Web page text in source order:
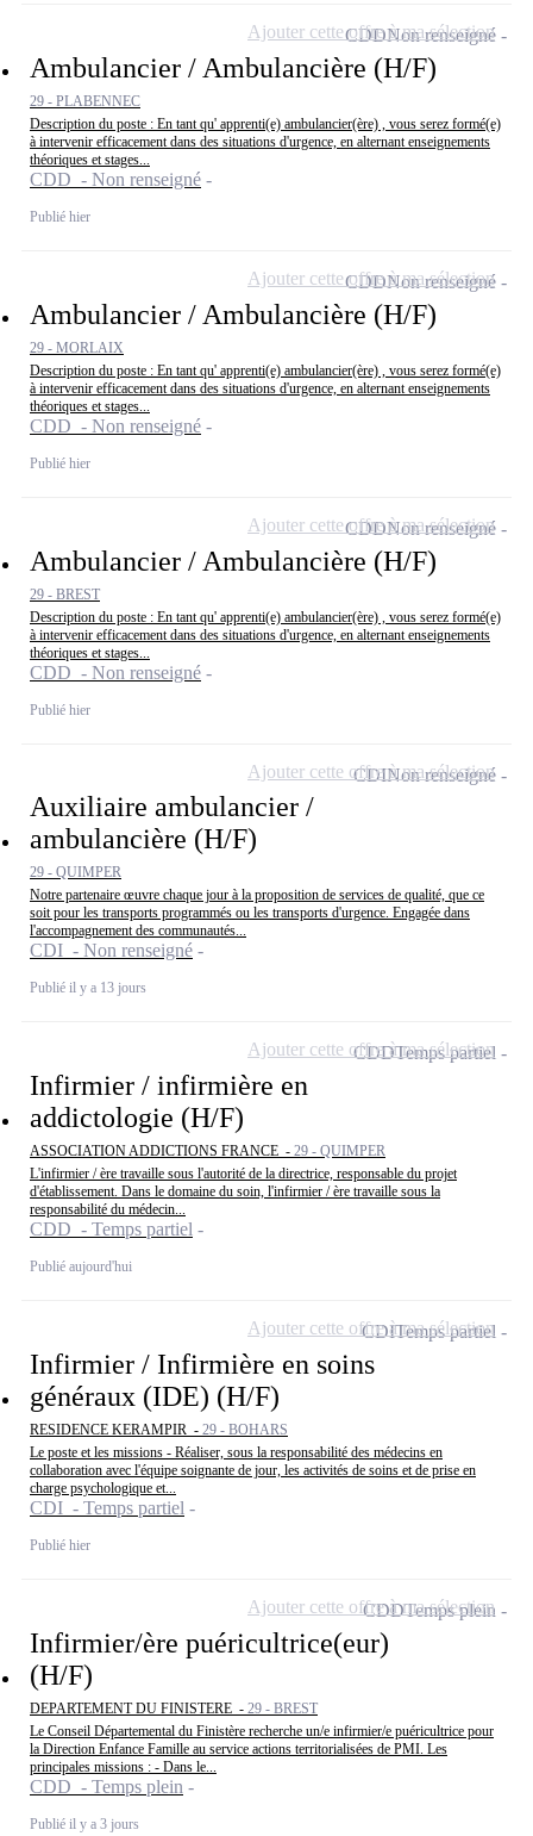
Ambulancier / Ambulancière (H/F)
29 - PLABENNEC
Description du poste : En tant qu' apprenti(e) ambulancier(ère) , vous serez formé(e)
à intervenir efficacement dans des situations d'urgence, en alternant enseignements
théoriques et stages...
CDD - Non renseigné
Publié hier
CDDNon renseigné
Ajouter cette offre à ma sélection
Ambulancier / Ambulancière (H/F)
29 - MORLAIX
Description du poste : En tant qu' apprenti(e) ambulancier(ère) , vous serez formé(e)
à intervenir efficacement dans des situations d'urgence, en alternant enseignements
théoriques et stages...
CDD - Non renseigné
Publié hier
CDDNon renseigné
Ajouter cette offre à ma sélection
Ambulancier / Ambulancière (H/F)
29 - BREST
Description du poste : En tant qu' apprenti(e) ambulancier(ère) , vous serez formé(e)
à intervenir efficacement dans des situations d'urgence, en alternant enseignements
théoriques et stages...
CDD - Non renseigné
Publié hier
CDDNon renseigné
Ajouter cette offre à ma sélection
Auxiliaire ambulancier /
ambulancière (H/F)
29 - QUIMPER
Notre partenaire œuvre chaque jour à la proposition de services de qualité, que ce
soit pour les transports programmés ou les transports d'urgence. Engagée dans
l'accompagnement des communautés...
CDI - Non renseigné
Publié il y a 13 jours
CDINon renseigné
Ajouter cette offre à ma sélection
Infirmier / infirmière en
addictologie (H/F)
ASSOCIATION ADDICTIONS FRANCE - 29 - QUIMPER
L'infirmier / ère travaille sous l'autorité de la directrice, responsable du projet
d'établissement. Dans le domaine du soin, l'infirmier / ère travaille sous la
responsabilité du médecin...
CDD - Temps partiel
Publié aujourd'hui
CDDTemps partiel
Ajouter cette offre à ma sélection
Infirmier / Infirmière en soins
généraux (IDE) (H/F)
RESIDENCE KERAMPIR - 29 - BOHARS
Le poste et les missions - Réaliser, sous la responsabilité des médecins en
collaboration avec l'équipe soignante de jour, les activités de soins et de prise en
charge psychologique et...
CDI - Temps partiel
Publié hier
CDITemps partiel
Ajouter cette offre à ma sélection
Infirmier/ère puéricultrice(eur)
(H/F)
DEPARTEMENT DU FINISTERE - 29 - BREST
Le Conseil Départemental du Finistère recherche un/e infirmier/e puéricultrice pour
la Direction Enfance Famille au service actions territorialisées de PMI. Les
principales missions : - Dans le...
CDD - Temps plein
Publié il y a 3 jours
CDDTemps plein
Ajouter cette offre à ma sélection